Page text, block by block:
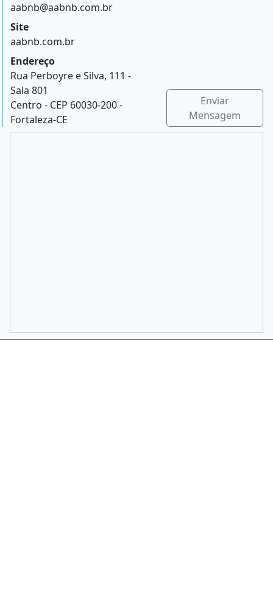
aabnb@aabnb.com.br
Site
aabnb.com.br
Endereço
Rua Perboyre e Silva, 111 -
Sala 801
Centro - CEP 60030-200 -
Fortaleza-CE
Enviar
Mensagem